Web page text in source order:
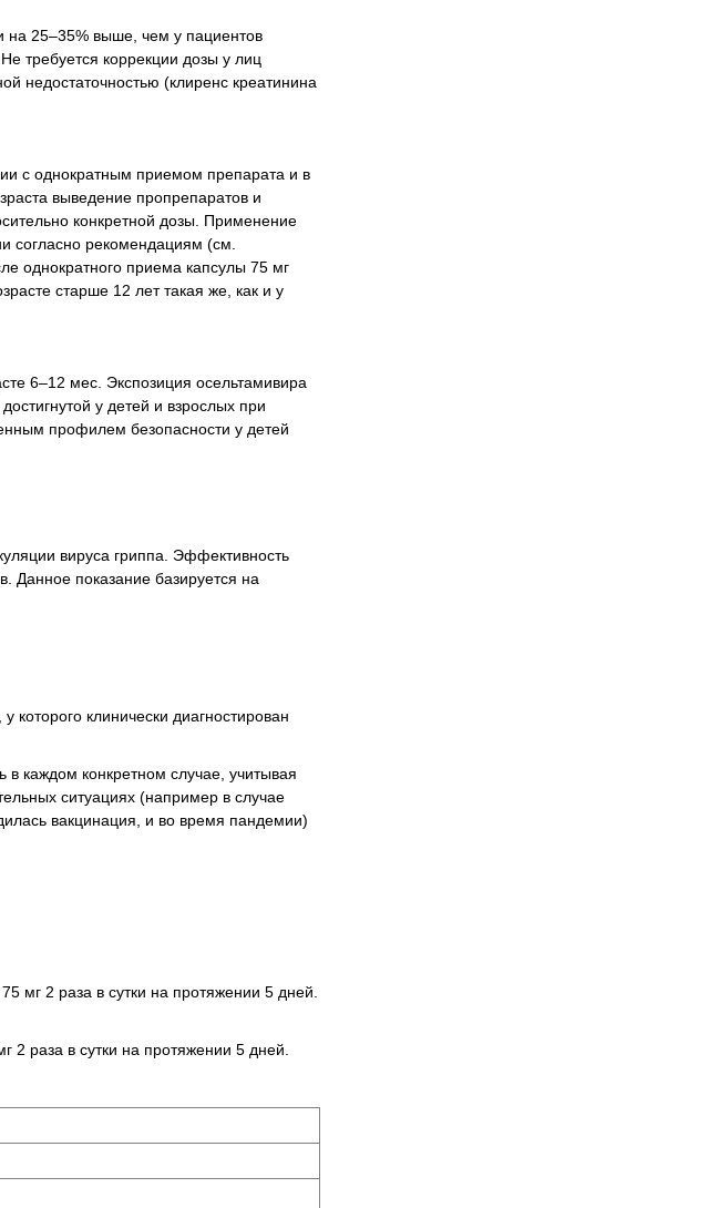
на 25–35% выше, чем у пациентов
требуется коррекции дозы у лиц
недостаточностью (клиренс креатинина
с однократным приемом препарата и в
выведение пропрепаратов и
конкретной дозы. Применение
согласно рекомендациям (см.
однократного приема капсулы 75 мг
старше 12 лет такая же, как и у
6–12 мес. Экспозиция осельтамивира
у детей и взрослых при
профилем безопасности у детей
вируса гриппа. Эффективность
Данное показание базируется на
которого клинически диагностирован
каждом конкретном случае, учитывая
ситуациях (например в случае
вакцинация, и во время пандемии)
2 раза в сутки на протяжении 5 дней.
2 раза в сутки на протяжении 5 дней.